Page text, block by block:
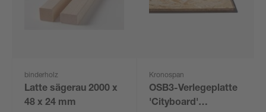
binderholz
Latte sägerau 2000 x
48 x 24 mm
Kronospan
OSB3-Verlegeplatte
'Cityboard'